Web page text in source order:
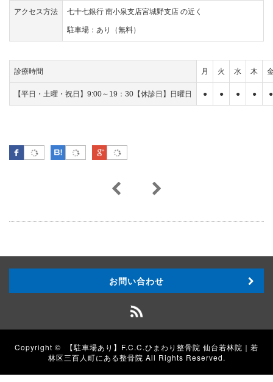
アクセス方法 七十七銀行 南小泉支店宮城野支店 の近く
駐車場：あり（無料）
診療時間 月 火 水 木
【平日・土曜・祝日】9:00～19：30【休診日】日曜日 ● ● ● ● ●
Facebook はてなブックマーク
Google Plus
お問い合わせ
Copyright ©
【駐車場あり】F.C.C.ひまわり整骨院 仙台若林院｜若
林区三百人町にある整骨院 All Rights Reserved.